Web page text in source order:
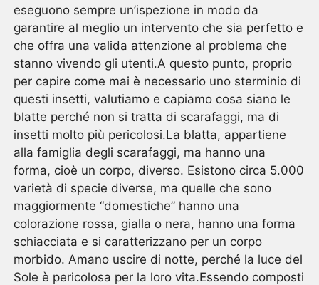
eseguono sempre un’ispezione in modo da
garantire al meglio un intervento che sia perfetto e
che offra una valida attenzione al problema che
stanno vivendo gli utenti.A questo punto, proprio
per capire come mai è necessario uno sterminio di
questi insetti, valutiamo e capiamo cosa siano le
blatte perché non si tratta di scarafaggi, ma di
insetti molto più pericolosi.La blatta, appartiene
alla famiglia degli scarafaggi, ma hanno una
forma, cioè un corpo, diverso. Esistono circa 5.000
varietà di specie diverse, ma quelle che sono
maggiormente “domestiche” hanno una
colorazione rossa, gialla o nera, hanno una forma
schiacciata e si caratterizzano per un corpo
morbido. Amano uscire di notte, perché la luce del
Sole è pericolosa per la loro vita.Essendo composti